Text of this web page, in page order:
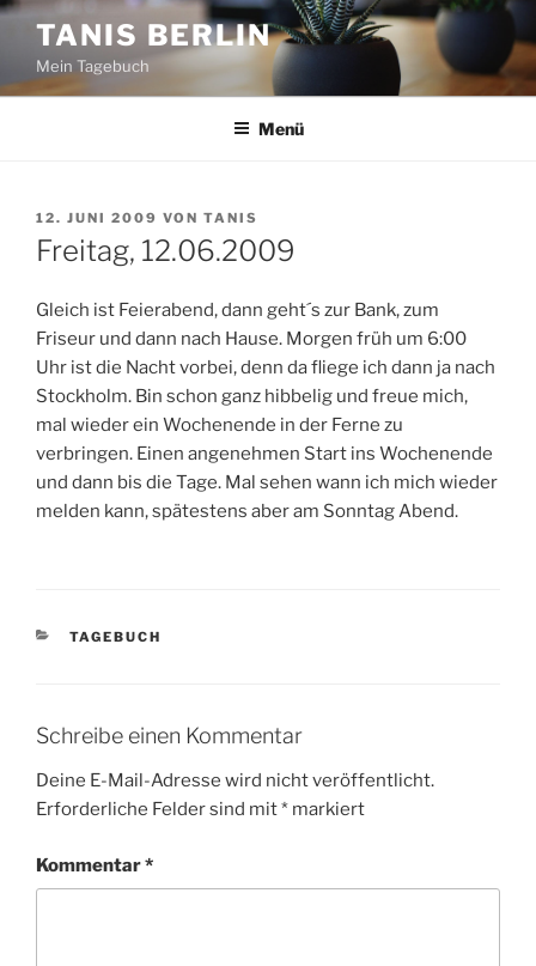
Zum
Inhalt
springen
TANIS BERLIN
Mein Tagebuch
Menü
VERÖFFENTLICHT
AM
12. JUNI 2009 VON TANIS
Freitag, 12.06.2009
Gleich ist Feierabend, dann geht´s zur Bank, zum
Friseur und dann nach Hause. Morgen früh um 6:00
Uhr ist die Nacht vorbei, denn da fliege ich dann ja nach
Stockholm. Bin schon ganz hibbelig und freue mich,
mal wieder ein Wochenende in der Ferne zu
verbringen. Einen angenehmen Start ins Wochenende
und dann bis die Tage. Mal sehen wann ich mich wieder
melden kann, spätestens aber am Sonntag Abend.
KATEGORIEN
TAGEBUCH
Schreibe einen Kommentar
Deine E-Mail-Adresse wird nicht veröffentlicht.
Erforderliche Felder sind mit* markiert
Kommentar*